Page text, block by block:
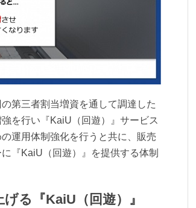
第三者割当増資を通して調達した
を行い『KaiU（回遊）』サービス
運用体制強化を行うと共に、販売
『KaiU（回遊）』を提供する体制
る『KaiU（回遊）』